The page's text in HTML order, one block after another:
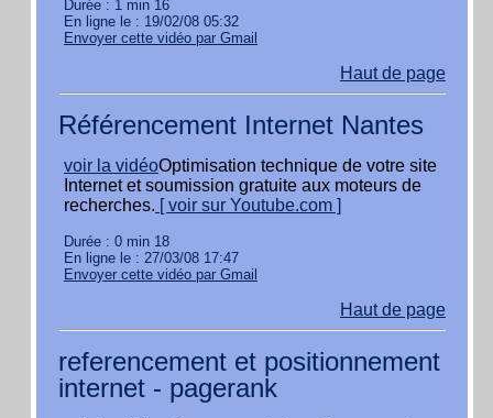
Durée : 1 min 16
En ligne le : 19/02/08 05:32
Envoyer cette vidéo par Gmail
Haut de page
Référencement Internet Nantes
voir la vidéoOptimisation technique de votre site
Internet et soumission gratuite aux moteurs de
recherches. [ voir sur Youtube.com ]
Durée : 0 min 18
En ligne le : 27/03/08 17:47
Envoyer cette vidéo par Gmail
Haut de page
referencement et positionnement
internet - pagerank